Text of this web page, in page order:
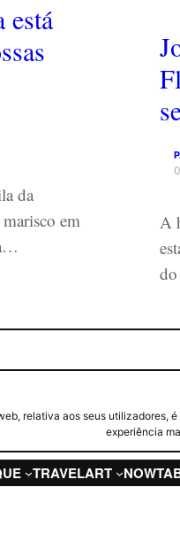
está
da
em
A
relativa aos seus utilizadores,
experiência
TRAVELART NOW